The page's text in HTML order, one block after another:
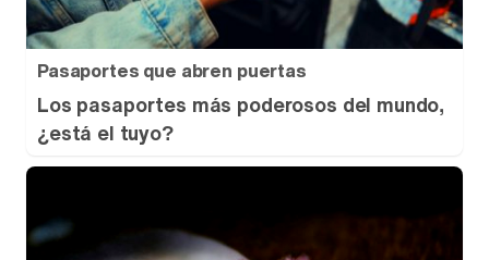
Pasaportes que abren puertas
Los pasaportes más poderosos del mundo,
¿está el tuyo?